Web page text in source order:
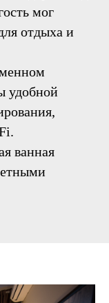
мог
отдыха и
удобной
ванная